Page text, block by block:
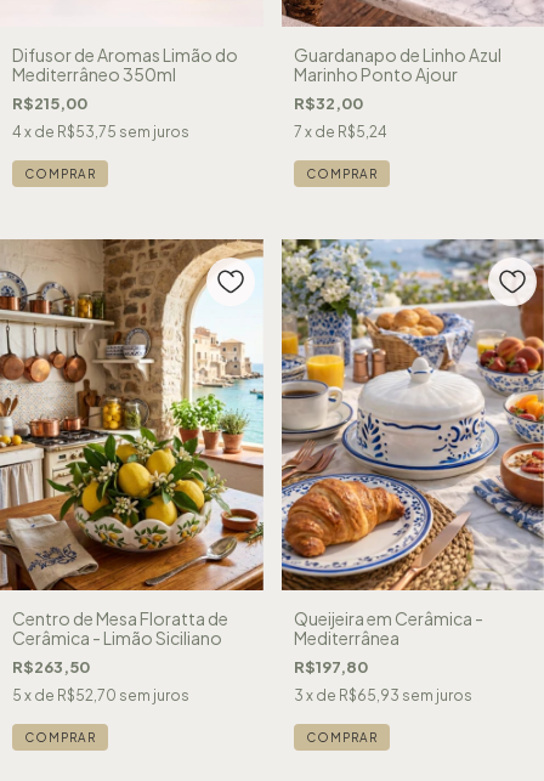
Difusor de Aromas Limão do
Mediterrâneo 350ml
R$215,00
4 x de R$53,75 sem juros
Guardanapo de Linho Azul
Marinho Ponto Ajour
R$32,00
7 x de R$5,24
Centro de Mesa Floratta de
Cerâmica - Limão Siciliano
R$263,50
5 x de R$52,70 sem juros
Queijeira em Cerâmica -
Mediterrânea
R$197,80
3 x de R$65,93 sem juros